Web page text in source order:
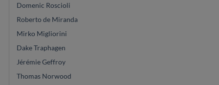
Domenic Roscioli
Roberto de Miranda
Mirko Migliorini
Dake Traphagen
Jérémie Geffroy
Thomas Norwood